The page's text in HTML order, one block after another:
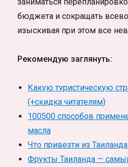
бюджета и сокращать
изыскивая при этом все
Рекомендую заглянуть:
Какую туристическую
(+скидка читателям)
100500 способов
масла
Что привезти из Таиланда
Фрукты Таиланда —